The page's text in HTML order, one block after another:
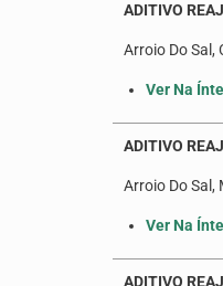
ADITIVO
Arroio Do Sal,
Ver Na
ADITIVO
Arroio Do Sal,
Ver Na
ADITIVO